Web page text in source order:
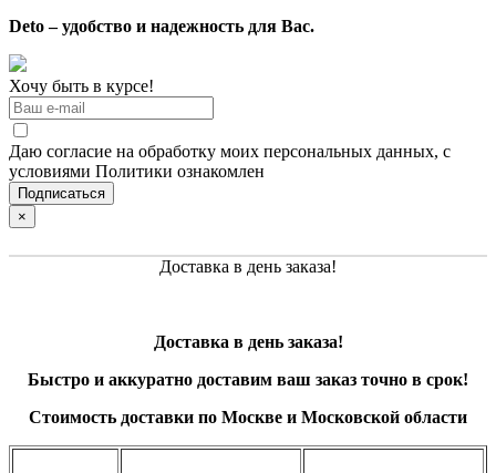
Deto – удобство и надежность для Вас.
Хочу быть в курсе!
Даю согласие на обработку моих персональных данных, с
условиями Политики ознакомлен
×
Доставка в день заказа!
Доставка в день заказа!
Быстро и аккуратно доставим ваш заказ точно в срок!
Стоимость доставки по Москве и Московской области